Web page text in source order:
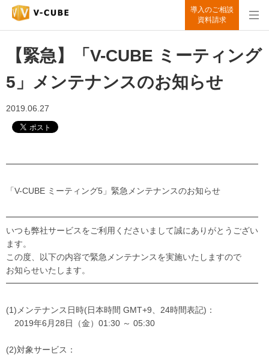
導入のご相談
資料請求
【緊急】「V-CUBE ミーティング
5」メンテナンスのお知らせ
2019.06.27
━━━━━━━━━━━━━━━━━━━━━━━━━━━━━━
「V-CUBE ミーティング5」緊急メンテナンスのお知らせ
━━━━━━━━━━━━━━━━━━━━━━━━━━━━━━
いつも弊社サービスをご利用くださいまして誠にありがとうござい
ます。
この度、以下の内容で緊急メンテナンスを実施いたしますので
お知らせいたします。
━━━━━━━━━━━━━━━━━━━━━━━━━━━━━━
(1)メンテナンス日時(日本時間 GMT+9、24時間表記)：
2019年6月28日（金）01:30 ～ 05:30
(2)対象サービス：